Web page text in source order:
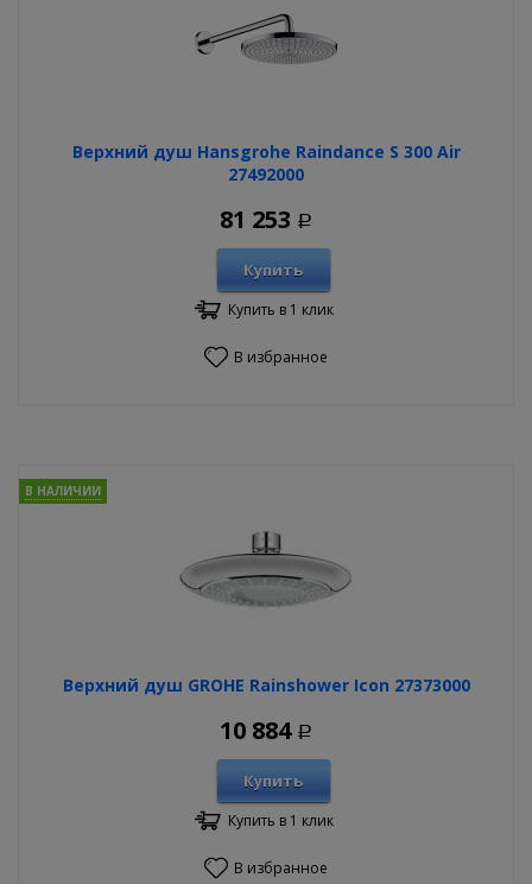
Верхний душ Hansgrohe Raindance S 300 Air
27492000
81 253 Р
Купить
Купить в 1 клик
В избранное
Верхний душ GROHE Rainshower Icon 27373000
В НАЛИЧИИ
10 884 Р
Купить
Купить в 1 клик
В избранное